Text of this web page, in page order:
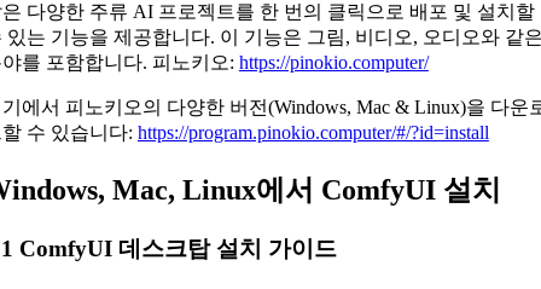
다양한 주류 AI 프로젝트를 한 번의 클릭으로 배포 및 설치할
있는 기능을 제공합니다. 이 기능은 그림, 비디오, 오디오와 같
를 포함합니다. 피노키오: https://pinokio.computer/
에서 피노키오의 다양한 버전(Windows, Mac & Linux)을 다운
수 있습니다: https://program.pinokio.computer/#/?id=install
Mac, Linux에서 ComfyUI 설치
ComfyUI 데스크탑 설치 가이드